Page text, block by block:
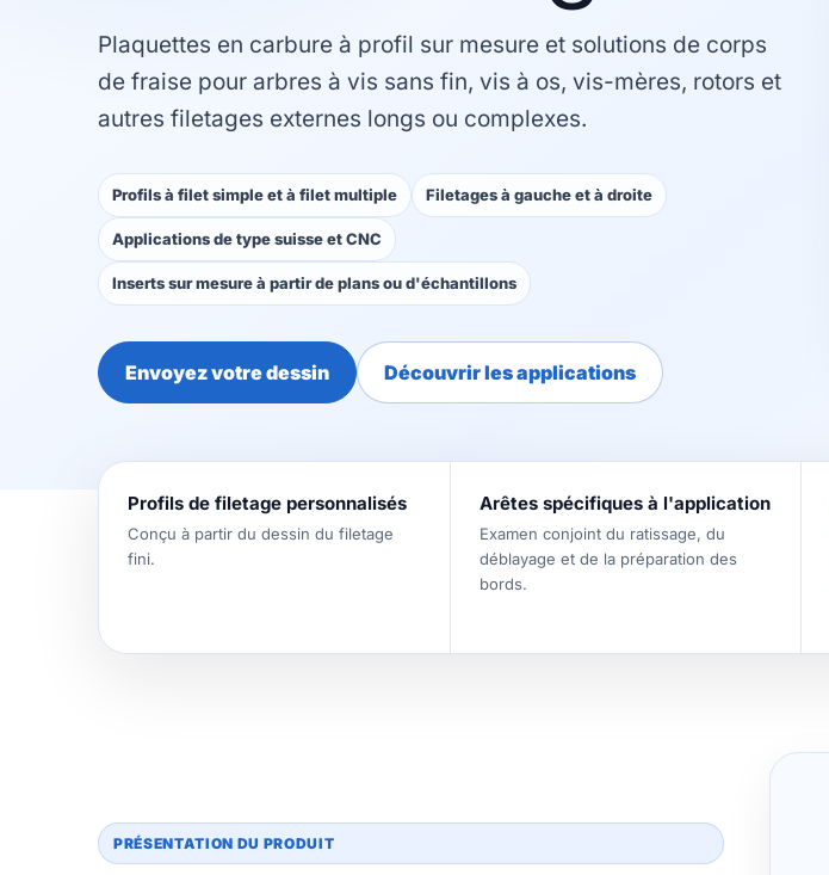
Plaquettes en carbure à profil sur mesure et solutions de corps
de fraise pour arbres à vis sans fin, vis à os, vis-mères, rotors et
autres filetages externes longs ou complexes.
Profils à filet simple et à filet multiple Filetages à gauche et à droite
Applications de type suisse et CNC
Inserts sur mesure à partir de plans ou d'échantillons
Envoyez votre dessin Découvrir les applications
Profils de filetage personnalisés
Conçu à partir du dessin du filetage
fini.
Arêtes spécifiques à l'application
Examen conjoint du ratissage, du
déblayage et de la préparation des
bords.
PRÉSENTATION DU PRODUIT